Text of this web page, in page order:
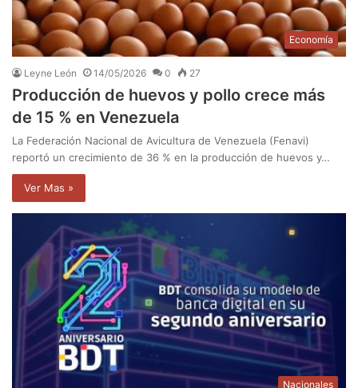
Economía
Leyne León 14/05/2026 0 27
Producción de huevos y pollo crece más
de 15 % en Venezuela
La Federación Nacional de Avicultura de Venezuela (Fenavi)
reportó un crecimiento de 36 % en la producción de huevos y…
Ver Mas »
Nacionales